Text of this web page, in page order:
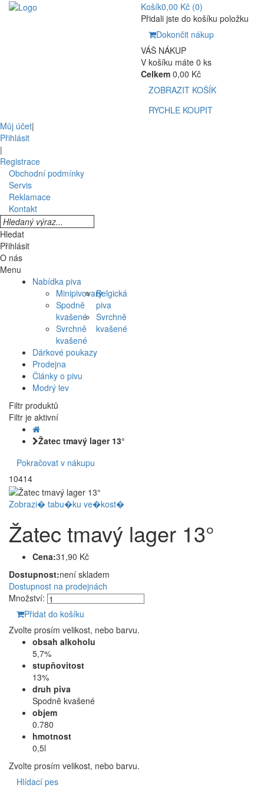
Košík0,00 Kč (0)
Přidali jste do košíku položku
Dokončit nákup
VÁŠ NÁKUP
V košíku máte 0 ks
Celkem 0,00 Kč
ZOBRAZIT KOŠÍK
RYCHLE KOUPIT
Můj účet|
Přihlásit
|
Registrace
Obchodní podmínky
Servis
Reklamace
Kontakt
Hledat
Přihlásit
O nás
Menu
Nabídka piva
Minipivovary
Spodně
kvašené
Svrchně
kvašené
Belgická
piva
Svrchně
kvašené
Dárkové poukazy
Prodejna
Články o pivu
Modrý lev
Filtr produktů
Filtr je aktivní
Žatec tmavý lager 13°
Pokračovat v nákupu
10414
Zobrazi� tabu�ku ve�kost�
Žatec tmavý lager 13°
Cena:31,90 Kč
Dostupnost:není skladem
Dostupnost na prodejnách
Množství:
Přidat do košíku
Zvolte prosím velikost, nebo barvu.
obsah alkoholu
5,7%
stupňovitost
13%
druh piva
Spodně kvašené
objem
0.780
hmotnost
0,5l
Zvolte prosím velikost, nebo barvu.
Hlídací pes